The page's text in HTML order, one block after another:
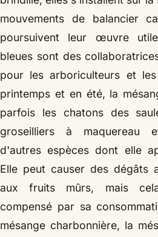
mouvements de balancier
poursuivent leur œuvre
bleues sont des
pour les arboriculteurs et
printemps et en été, la
parfois les chatons des
groseilliers à maquereau
d'autres espèces dont elle
Elle peut causer des dégâts
aux fruits mûrs, mais
compensé par sa
mésange charbonnière, la